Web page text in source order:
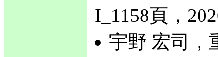
I_1158頁，
宇野 宏司，